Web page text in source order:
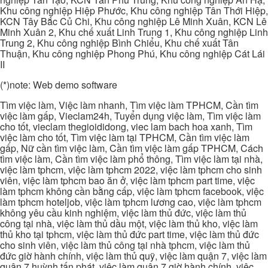
Khu công nghiệp Hiệp Phước, Khu công nghiệp Tân Thới Hiệp,
KCN Tây Bắc Củ Chi, Khu công nghiệp Lê Minh Xuân, KCN Lê
Minh Xuân 2, Khu chế xuất Linh Trung 1, Khu công nghiệp Linh
Trung 2, Khu công nghiệp Bình Chiểu, Khu chế xuất Tân
Thuận, Khu công nghiệp Phong Phú, Khu công nghiệp Cát Lái
II
(*)note: Web demo software
Tìm việc làm, Việc làm nhanh, Tìm việc làm TPHCM, Cần tìm
việc làm gấp, Vieclam24h, Tuyển dụng việc làm, Tìm việc làm
cho tốt, vieclam thegioididong, viec lam bach hoa xanh, Tìm
việc làm cho tốt, Tìm việc làm tại TPHCM, Cần tìm việc làm
gấp, Nữ cần tìm việc làm, Cần tìm việc làm gấp TPHCM, Cách
tìm việc làm, Cần tìm việc làm phổ thông, Tìm việc làm tại nhà,
việc làm tphcm, việc làm tphcm 2022, việc làm tphcm cho sinh
viên, việc làm tphcm bao ăn ở, việc làm tphcm part time, việc
làm tphcm không cần bằng cấp, việc làm tphcm facebook, việc
làm tphcm hoteljob, việc làm tphcm lương cao, việc làm tphcm
không yêu cầu kinh nghiệm, việc làm thủ đức, việc làm thủ
công tại nhà, việc làm thủ dầu một, việc làm thủ kho, việc làm
thủ kho tại tphcm, việc làm thủ đức part time, việc làm thủ đức
cho sinh viên, việc làm thủ công tại nhà tphcm, việc làm thủ
đức giờ hành chính, việc làm thủ quỹ, việc làm quận 7, việc làm